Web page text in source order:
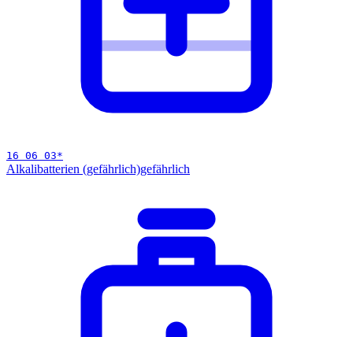
16 06 03*
Alkalibatterien (gefährlich)gefährlich